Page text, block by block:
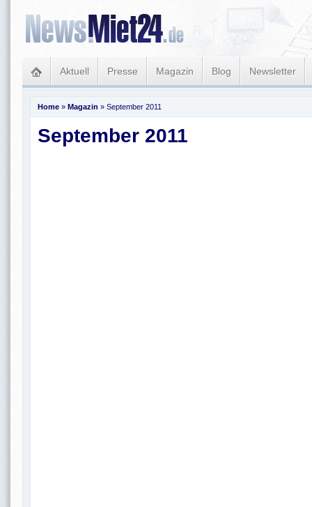
Aktuell Presse Magazin Blog Newsletter
Home » Magazin » September 2011
September 2011